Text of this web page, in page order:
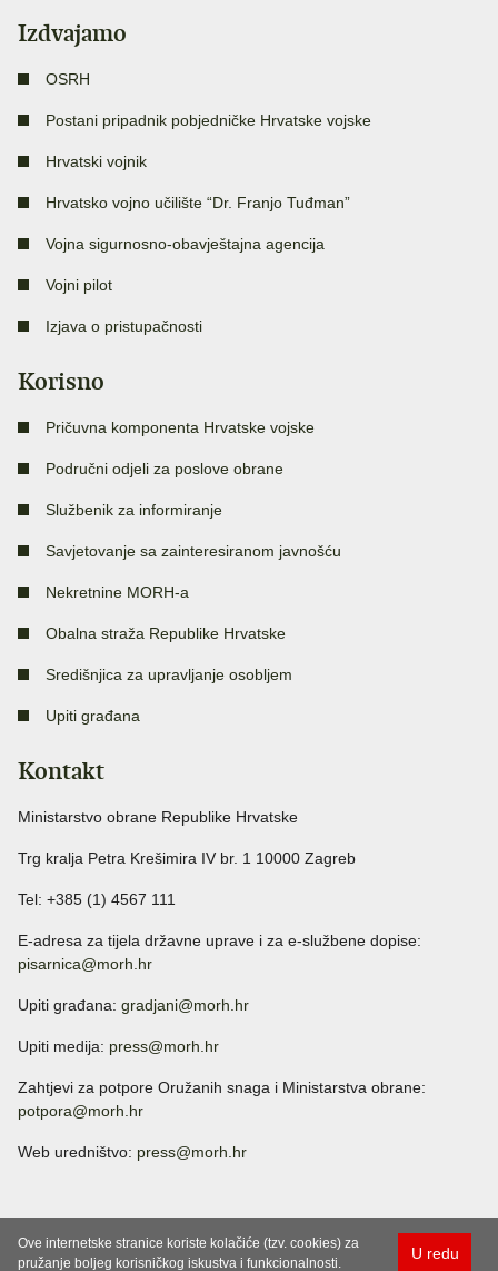
Izdvajamo
OSRH
Postani pripadnik pobjedničke Hrvatske vojske
Hrvatski vojnik
Hrvatsko vojno učilište “Dr. Franjo Tuđman”
Vojna sigurnosno-obavještajna agencija
Vojni pilot
Izjava o pristupačnosti
Korisno
Pričuvna komponenta Hrvatske vojske
Područni odjeli za poslove obrane
Službenik za informiranje
Savjetovanje sa zainteresiranom javnošću
Nekretnine MORH-a
Obalna straža Republike Hrvatske
Središnjica za upravljanje osobljem
Upiti građana
Kontakt
Ministarstvo obrane Republike Hrvatske
Trg kralja Petra Krešimira IV br. 1 10000 Zagreb
Tel: +385 (1) 4567 111
E-adresa za tijela državne uprave i za e-službene dopise:
pisarnica@morh.hr
Upiti građana: gradjani@morh.hr
Upiti medija: press@morh.hr
Zahtjevi za potpore Oružanih snaga i Ministarstva obrane:
potpora@morh.hr
Web uredništvo: press@morh.hr
U redu
Ove internetske stranice koriste kolačiće (tzv. cookies) za
pružanje boljeg korisničkog iskustva i funkcionalnosti.